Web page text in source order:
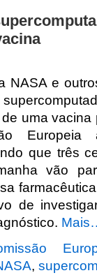
NASA e
uma
que três
vão
de
,